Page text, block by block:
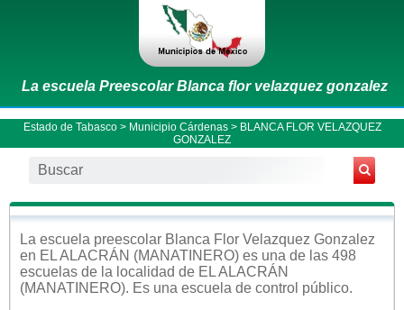
La escuela Preescolar Blanca flor velazquez gonzalez
Estado de Tabasco> Municipio Cárdenas> BLANCA FLOR VELAZQUEZ
GONZALEZ
La escuela preescolar Blanca Flor Velazquez Gonzalez
en EL ALACRÁN (MANATINERO) es una de las 498
escuelas de la localidad de EL ALACRÁN
(MANATINERO). Es una escuela de control público.